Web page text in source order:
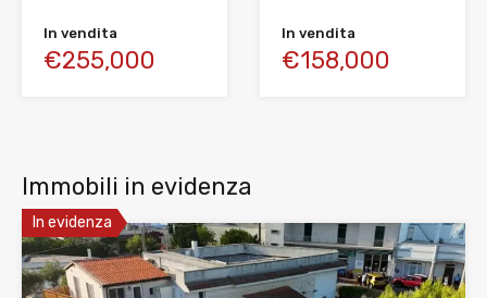
In vendita
€255,000
In vendita
€158,000
Immobili in evidenza
In evidenza